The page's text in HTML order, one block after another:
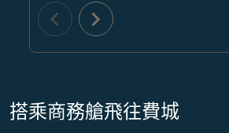
chevron_left chevron_right
搭乘商務艙飛往費城